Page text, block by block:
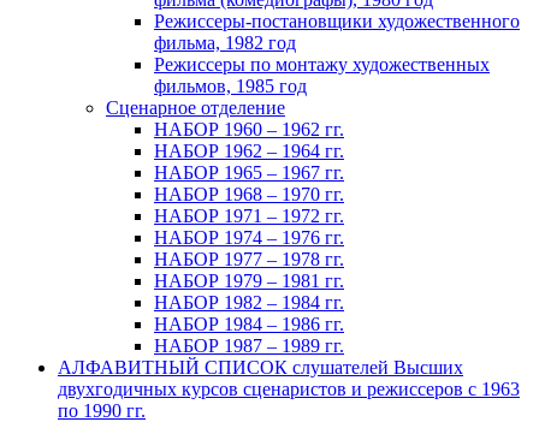
Режиссеры-постановщики художественного
фильма, 1982 год
Режиссеры по монтажу художественных
фильмов, 1985 год
Сценарное отделение
НАБОР 1960 – 1962 гг.
НАБОР 1962 – 1964 гг.
НАБОР 1965 – 1967 гг.
НАБОР 1968 – 1970 гг.
НАБОР 1971 – 1972 гг.
НАБОР 1974 – 1976 гг.
НАБОР 1977 – 1978 гг.
НАБОР 1979 – 1981 гг.
НАБОР 1982 – 1984 гг.
НАБОР 1984 – 1986 гг.
НАБОР 1987 – 1989 гг.
АЛФАВИТНЫЙ СПИСОК слушателей Высших
двухгодичных курсов сценаристов и режиссеров с 1963
по 1990 гг.